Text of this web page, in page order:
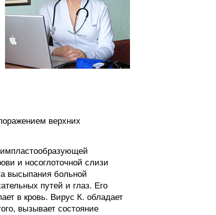
верхних
и носоглоточной слизи
высыпания больной
путей и глаз. Его
в кровь. Вирус К. обладает
вызывает состояние